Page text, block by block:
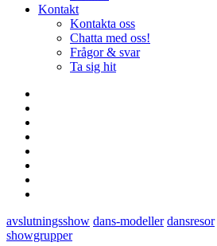
Kontakt
Kontakta oss
Chatta med oss!
Frågor & svar
Ta sig hit
avslutningsshow dans-modeller dansresor
showgrupper